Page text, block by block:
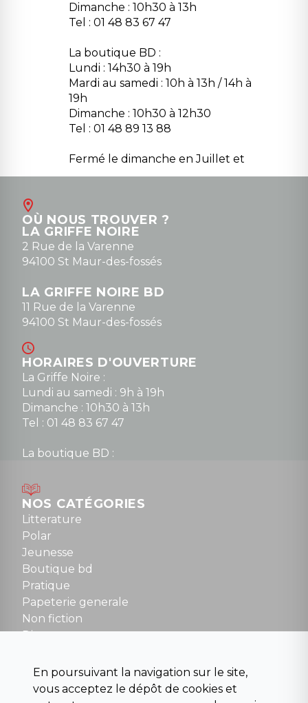
Dimanche : 10h30 à 13h
Tel : 01 48 83 67 47
La boutique BD :
Lundi : 14h30 à 19h
Mardi au samedi : 10h à 13h / 14h à
19h
Dimanche : 10h30 à 12h30
Tel : 01 48 89 13 88
Fermé le dimanche en Juillet et
Août
contact@la-griffe-noire.com
0148836747
OÙ NOUS TROUVER ?
LA GRIFFE NOIRE
2 Rue de la Varenne
94100 St Maur-des-fossés
LA GRIFFE NOIRE BD
11 Rue de la Varenne
94100 St Maur-des-fossés
HORAIRES D'OUVERTURE
La Griffe Noire :
Lundi au samedi : 9h à 19h
Dimanche : 10h30 à 13h
Tel : 01 48 83 67 47
La boutique BD :
Mardi au samedi : 10h à 13h / 14h à 19h
Dimanche : 10h30 à 12h30
Tel : 01 48 89 13 88
NOUS CONTACTER
contact@la-griffe-noire.com
NOS CATÉGORIES
Litterature
Polar
Jeunesse
Boutique bd
Pratique
Papeterie generale
Non fiction
Divers
Beaux livres et art
Para scolaire
En poursuivant la navigation sur le site,
vous acceptez le dépôt de cookies et